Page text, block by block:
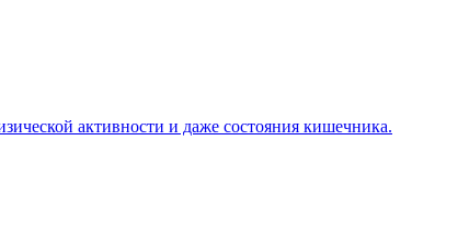
активности и даже состояния кишечника.